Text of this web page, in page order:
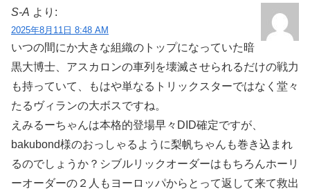
S-A より:
2025年8月11日 8:48 AM
いつの間にか大きな組織のトップになっていた暗
黒大博士、アスカロンの車列を壊滅させられるだけの戦力
も持っていて、もはや単なるトリックスターではなく堂々
たるヴィランの大ボスですね。
えみるーちゃんは本格的登場早々DID確定ですが、
bakubond様のおっしゃるように梨帆ちゃんも巻き込まれ
るのでしょうか？シブルリックオーダーはもちろんホーリ
ーオーダーの２人もヨーロッパからとって返して来て救出